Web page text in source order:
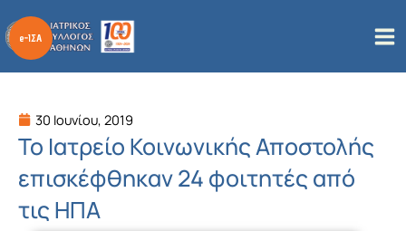
στο
περιεχόμενο
30 Ιουνίου, 2019
Το Ιατρείο Κοινωνικής Αποστολής
επισκέφθηκαν 24 φοιτητές από
τις ΗΠΑ